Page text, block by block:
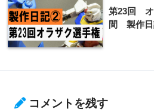
第23回
間 製作
コメントを残す